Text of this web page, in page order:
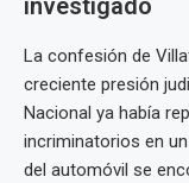
investigado
La confesión de
creciente presión
Nacional ya había
incriminatorios en
del automóvil se